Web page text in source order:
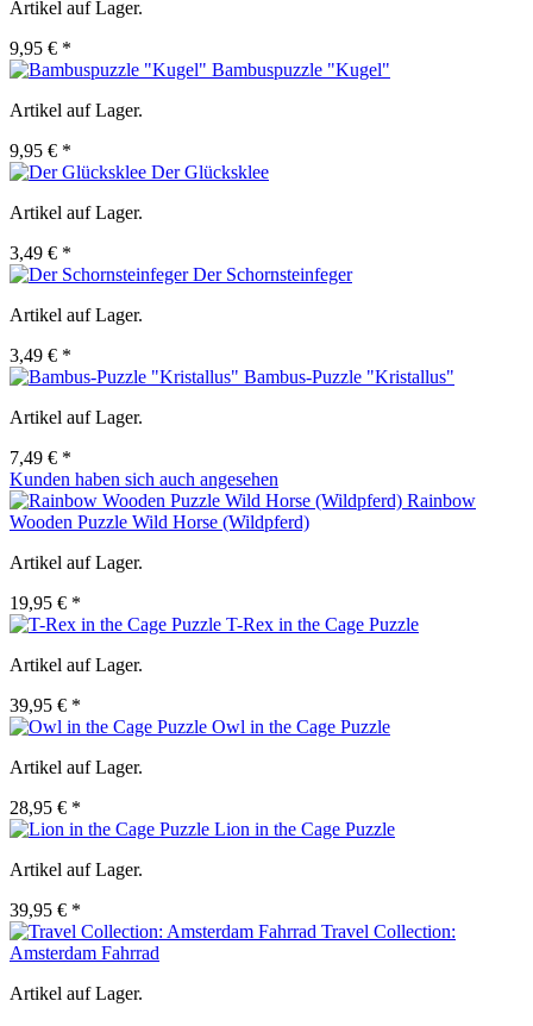
Artikel auf Lager.
9,95 € *
Bambuspuzzle "Kugel"
Artikel auf Lager.
9,95 € *
Der Glücksklee
Artikel auf Lager.
3,49 € *
Der Schornsteinfeger
Artikel auf Lager.
3,49 € *
Bambus-Puzzle "Kristallus"
Artikel auf Lager.
7,49 € *
Kunden haben sich auch angesehen
Rainbow
Wooden Puzzle Wild Horse (Wildpferd)
Artikel auf Lager.
19,95 € *
T-Rex in the Cage Puzzle
Artikel auf Lager.
39,95 € *
Owl in the Cage Puzzle
Artikel auf Lager.
28,95 € *
Lion in the Cage Puzzle
Artikel auf Lager.
39,95 € *
Travel Collection:
Amsterdam Fahrrad
Artikel auf Lager.